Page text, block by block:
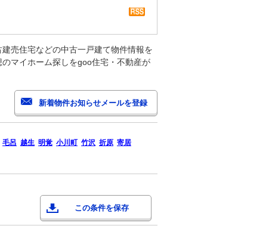
売住宅などの中古一戸建て物件情報を
マイホーム探しをgoo住宅・不動産が
毛呂 越生 明覚 小川町 竹沢 折原 寄居
この条件を保存